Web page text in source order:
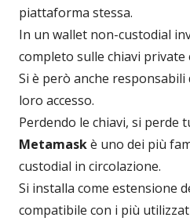
piattaforma stessa.
In un wallet non-custodial
completo sulle chiavi
Si è però anche
loro accesso.
Perdendo le chiavi, si perde
Metamaskè uno dei più
custodial in circolazione.
Si installa come estensione
compatibile con i più